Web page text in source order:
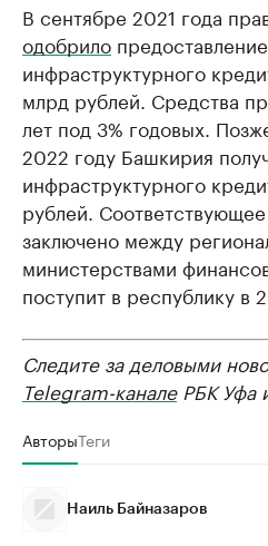
В сентябре 2021 года
одобрило
инфраструктурного
млрд рублей. Средства
лет под 3% годовых.
2022 году Башкирия
инфраструктурного
рублей.
заключено между
министерствами
поступит в республику в
Следите за деловыми
Telegram-каналеРБК Уфа
АвторыТеги
Наиль Байназаров